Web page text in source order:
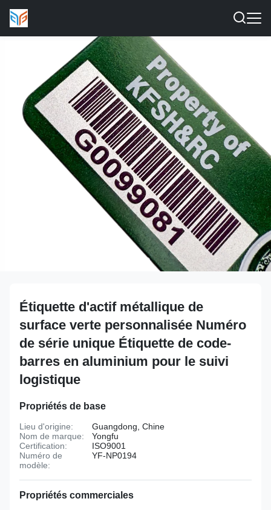
Étiquette d'actif métallique de
surface verte personnalisée Numéro
de série unique Étiquette de code-
barres en aluminium pour le suivi
logistique
Propriétés de base
Lieu d'origine:
Guangdong, Chine
Nom de marque:
Yongfu
Certification:
ISO9001
Numéro de
modèle:
YF-NP0194
Propriétés commerciales